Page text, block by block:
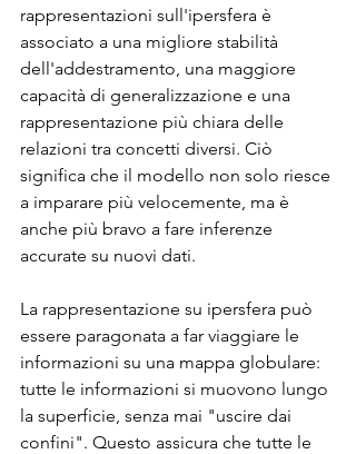
rappresentazioni sull'ipersfera è
associato a una migliore stabilità
dell'addestramento, una maggiore
capacità di generalizzazione e una
rappresentazione più chiara delle
relazioni tra concetti diversi. Ciò
significa che il modello non solo riesce
a imparare più velocemente, ma è
anche più bravo a fare inferenze
accurate su nuovi dati.
La rappresentazione su ipersfera può
essere paragonata a far viaggiare le
informazioni su una mappa globulare:
tutte le informazioni si muovono lungo
la superficie, senza mai "uscire dai
confini". Questo assicura che tutte le